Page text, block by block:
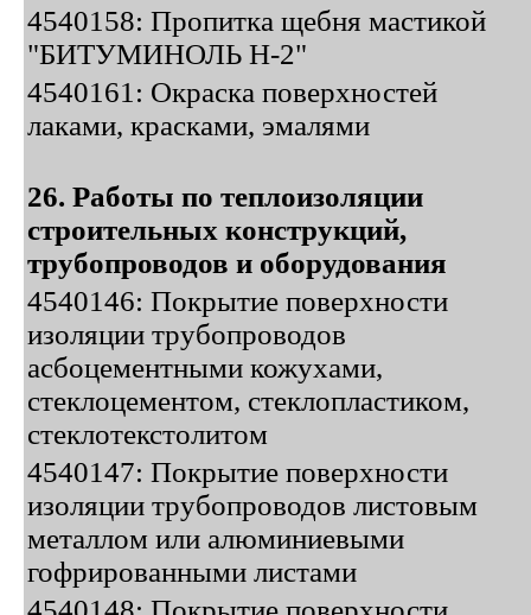
4540158: Пропитка щебня мастикой
"БИТУМИНОЛЬ Н-2"
4540161: Окраска поверхностей
лаками, красками, эмалями
26. Работы по теплоизоляции
строительных конструкций,
трубопроводов и оборудования
4540146: Покрытие поверхности
изоляции трубопроводов
асбоцементными кожухами,
стеклоцементом, стеклопластиком,
стеклотекстолитом
4540147: Покрытие поверхности
изоляции трубопроводов листовым
металлом или алюминиевыми
гофрированными листами